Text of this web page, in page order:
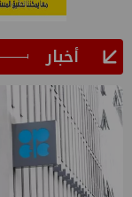
أخبار